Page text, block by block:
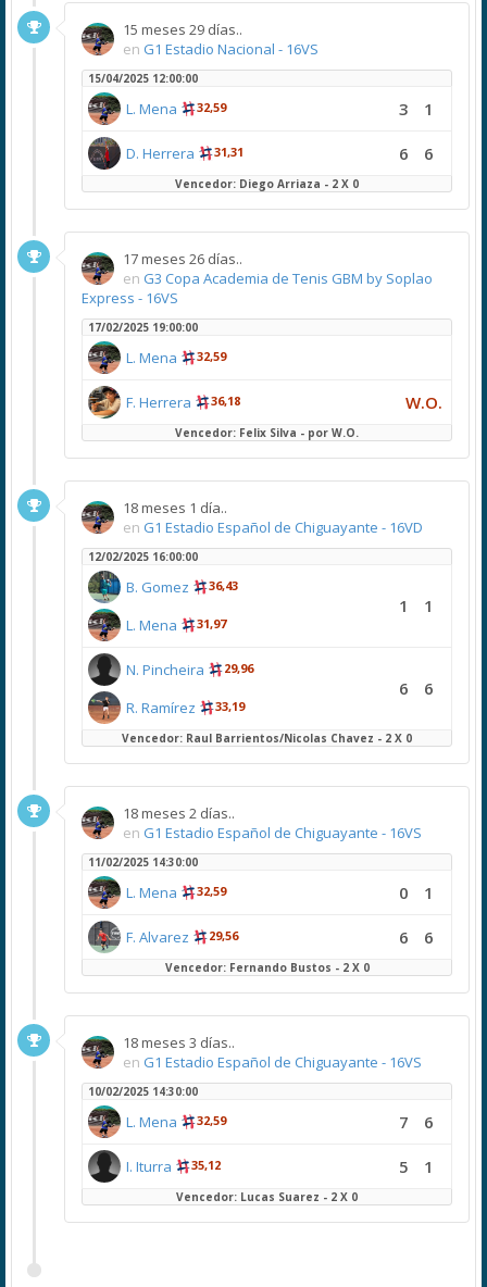
15 meses 29 días..
en G1 Estadio Nacional - 16VS
15/04/2025 12:00:00
L. Mena 32,59 3 1
D. Herrera 31,31 6 6
Vencedor: Diego Arriaza - 2 X 0
17 meses 26 días..
en G3 Copa Academia de Tenis GBM by Soplao
Express - 16VS
17/02/2025 19:00:00
L. Mena 32,59
F. Herrera 36,18 W.O.
Vencedor: Felix Silva - por W.O.
18 meses 1 día..
en G1 Estadio Español de Chiguayante - 16VD
12/02/2025 16:00:00
B. Gomez 36,43
L. Mena 31,97
1 1
N. Pincheira 29,96
R. Ramírez 33,19
6 6
Vencedor: Raul Barrientos/Nicolas Chavez - 2 X 0
18 meses 2 días..
en G1 Estadio Español de Chiguayante - 16VS
11/02/2025 14:30:00
L. Mena 32,59 0 1
F. Alvarez 29,56 6 6
Vencedor: Fernando Bustos - 2 X 0
18 meses 3 días..
en G1 Estadio Español de Chiguayante - 16VS
10/02/2025 14:30:00
L. Mena 32,59 7 6
I. Iturra 35,12 5 1
Vencedor: Lucas Suarez - 2 X 0